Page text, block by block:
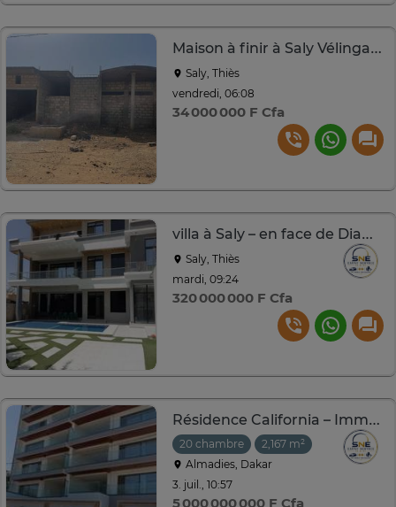
Maison à finir à Saly Vélingara - derrière Jambar
Saly, Thiès
vendredi, 06:08
34 000 000 F Cfa
villa à Saly – en face de Diambar à vendre
Saly, Thiès
mardi, 09:24
320 000 000 F Cfa
Résidence California – Immeuble R+5 (Aux Almadies)
20 chambre
2,167 m²
Almadies, Dakar
3. juil., 10:57
5 000 000 000 F Cfa